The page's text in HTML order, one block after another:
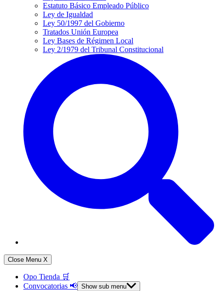
Estatuto Básico Empleado Público
Ley de Igualdad
Ley 50/1997 del Gobierno
Tratados Unión Europea
Ley Bases de Régimen Local
Ley 2/1979 del Tribunal Constitucional
Close Menu X
Opo Tienda 🛒
Convocatorias 📢 Show sub menu